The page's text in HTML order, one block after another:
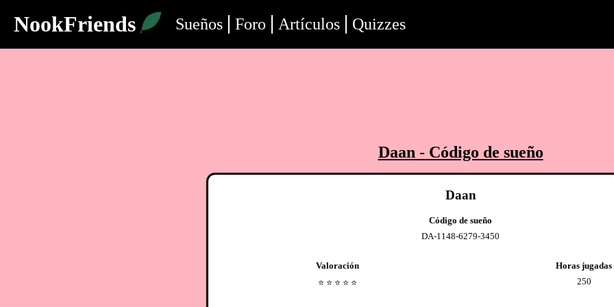
NookFriends Sueños Foro Artículos Quizzes
Daan - Código de sueño
Daan
Código de sueño
DA-1148-6279-3450
Valoración
⭐️ ⭐️ ⭐️ ⭐️ ⭐️
Horas jugadas
250